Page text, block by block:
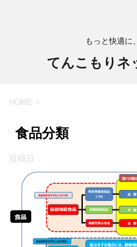
もっと快適に
てんこもりネ
HOME >
食品分類
投稿日：